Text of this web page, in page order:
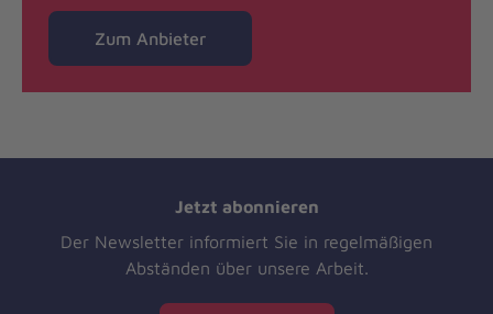
Zum Anbieter
Jetzt abonnieren
Der Newsletter informiert Sie in regelmäßigen
Abständen über unsere Arbeit.